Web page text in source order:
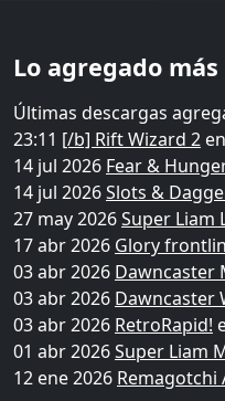
Lo agregado
Últimas descargas
23:11 [/b] Rift Wizard 2
14 jul 2026 Fear &
14 jul 2026Slots &
27 may 2026Super Liam
17 abr 2026 Glory
03 abr 2026 Dawncaster
03 abr 2026 Dawncaster
03 abr 2026 RetroRapid!
01 abr 2026Super Liam
12 ene 2026 Remagotchi